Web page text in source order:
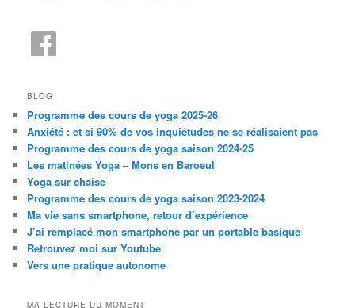
BLOG
Programme des cours de yoga 2025-26
Anxiété : et si 90% de vos inquiétudes ne se réalisaient pas
Programme des cours de yoga saison 2024-25
Les matinées Yoga – Mons en Baroeul
Yoga sur chaise
Programme des cours de yoga saison 2023-2024
Ma vie sans smartphone, retour d’expérience
J’ai remplacé mon smartphone par un portable basique
Retrouvez moi sur Youtube
Vers une pratique autonome
MA LECTURE DU MOMENT